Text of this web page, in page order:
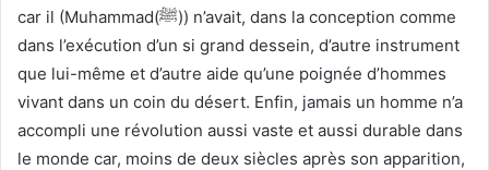
car il (Muhammad(ﷺ)) n’avait, dans la conception comme
dans l’exécution d’un si grand dessein, d’autre instrument
que lui-même et d’autre aide qu’une poignée d’hommes
vivant dans un coin du désert. Enfin, jamais un homme n’a
accompli une révolution aussi vaste et aussi durable dans
le monde car, moins de deux siècles après son apparition,